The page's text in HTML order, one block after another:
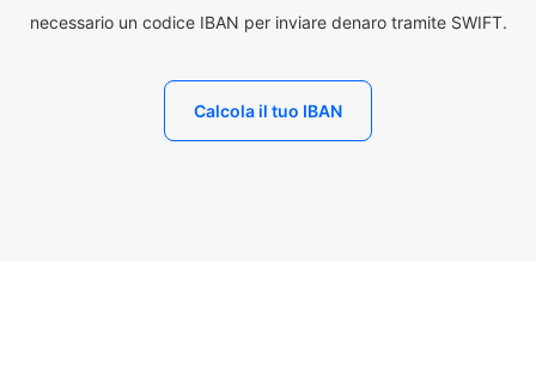
necessario un codice IBAN per inviare denaro tramite SWIFT.
Calcola il tuo IBAN